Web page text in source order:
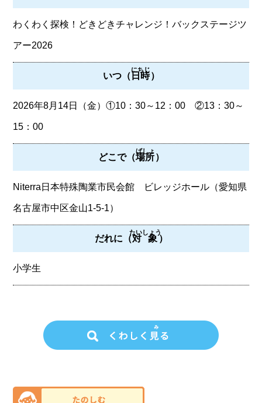
わくわく探検！どきどきチャレンジ！バックステージツ
アー2026
いつ（日時
にちじ
）
2026年8月14日（金）①10：30～12：00 ②13：30～
15：00
どこで（場所
ばしょ
）
Niterra日本特殊陶業市民会館 ビレッジホール（愛知県
名古屋市中区金山1-5-1）
だれに（対象
たいしょう
）
小学生